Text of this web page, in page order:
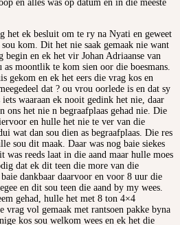
en alles was op datum en in die meeste
het ek besluit om te ry na Nyati en geweet
kom. Dit het nie saak gemaak nie want
begin en ek het vir Johan Adriaanse van
moontlik te kom sien oor die boesmans.
gekom en ek het eers die vrag kos en
dat ? ou vrou oorlede is en dat sy
waaraan ek nooit gedink het nie, daar
ons het nie n begraafplaas gehad nie. Die
en hulle het nie te ver van die
wat dan sou dien as begraafplaas. Die res
sou dit maak. Daar was nog baie siekes
reeds laat in die aand maar hulle moes
dat ek dit teen die more van die
dankbaar daarvoor en voor 8 uur die
en dit sou teen die aand by my wees.
gehad, hulle het met 8 ton 4×4
vrag vol gemaak met rantsoen pakke byna
kos sou welkom wees en ek het die